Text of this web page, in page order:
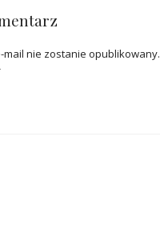
mail nie zostanie opublikowany.